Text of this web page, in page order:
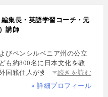
集長・英語学習コーチ・元
講師
びペンシルベニア州の公立
も約800名に日本文化を教
国籍住人が多数を占める多
年間生活し、リアルな多文化
続きを読む
» 詳細プロフィール